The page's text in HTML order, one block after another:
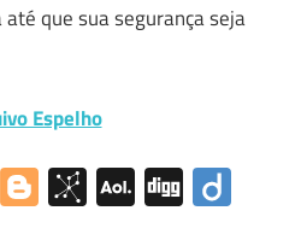
que sua segurança seja
Espelho
LinkedIn
Blogger
BibSonomy
AOLDigg